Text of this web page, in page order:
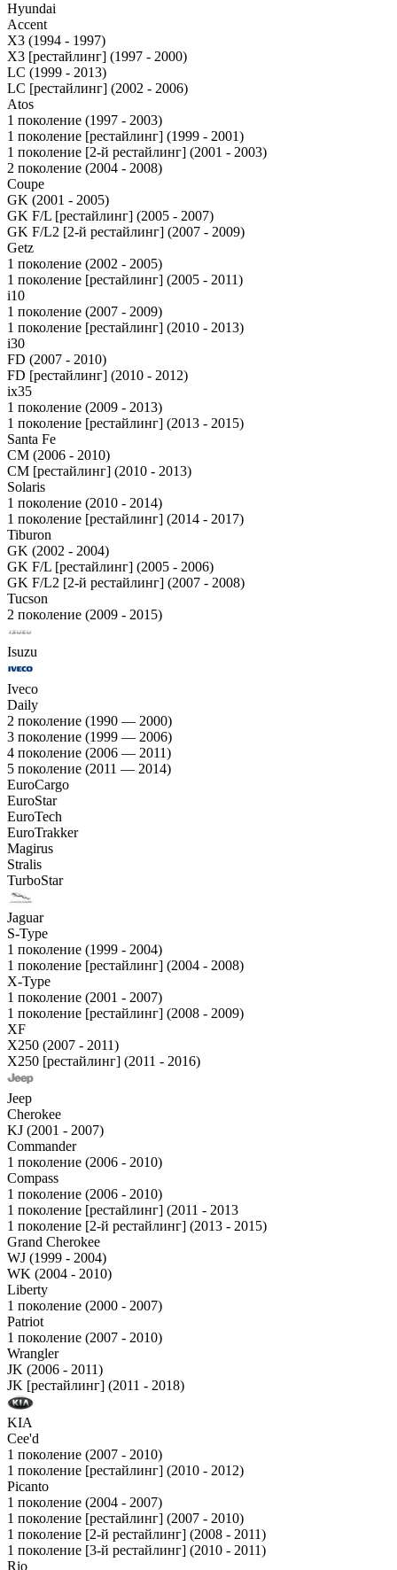
Hyundai
Accent
X3 (1994 - 1997)
X3 [рестайлинг] (1997 - 2000)
LC (1999 - 2013)
LC [рестайлинг] (2002 - 2006)
Atos
1 поколение (1997 - 2003)
1 поколение [рестайлинг] (1999 - 2001)
1 поколение [2-й рестайлинг] (2001 - 2003)
2 поколение (2004 - 2008)
Coupe
GK (2001 - 2005)
GK F/L [рестайлинг] (2005 - 2007)
GK F/L2 [2-й рестайлинг] (2007 - 2009)
Getz
1 поколение (2002 - 2005)
1 поколение [рестайлинг] (2005 - 2011)
i10
1 поколение (2007 - 2009)
1 поколение [рестайлинг] (2010 - 2013)
i30
FD (2007 - 2010)
FD [рестайлинг] (2010 - 2012)
ix35
1 поколение (2009 - 2013)
1 поколение [рестайлинг] (2013 - 2015)
Santa Fe
CM (2006 - 2010)
CM [рестайлинг] (2010 - 2013)
Solaris
1 поколение (2010 - 2014)
1 поколение [рестайлинг] (2014 - 2017)
Tiburon
GK (2002 - 2004)
GK F/L [рестайлинг] (2005 - 2006)
GK F/L2 [2-й рестайлинг] (2007 - 2008)
Tucson
2 поколение (2009 - 2015)
Isuzu
Iveco
Daily
2 поколение (1990 — 2000)
3 поколение (1999 — 2006)
4 поколение (2006 — 2011)
5 поколение (2011 — 2014)
EuroCargo
EuroStar
EuroTech
EuroTrakker
Magirus
Stralis
TurboStar
Jaguar
S-Type
1 поколение (1999 - 2004)
1 поколение [рестайлинг] (2004 - 2008)
X-Type
1 поколение (2001 - 2007)
1 поколение [рестайлинг] (2008 - 2009)
XF
X250 (2007 - 2011)
X250 [рестайлинг] (2011 - 2016)
Jeep
Cherokee
KJ (2001 - 2007)
Commander
1 поколение (2006 - 2010)
Compass
1 поколение (2006 - 2010)
1 поколение [рестайлинг] (2011 - 2013
1 поколение [2-й рестайлинг] (2013 - 2015)
Grand Cherokee
WJ (1999 - 2004)
WK (2004 - 2010)
Liberty
1 поколение (2000 - 2007)
Patriot
1 поколение (2007 - 2010)
Wrangler
JK (2006 - 2011)
JK [рестайлинг] (2011 - 2018)
KIA
Cee'd
1 поколение (2007 - 2010)
1 поколение [рестайлинг] (2010 - 2012)
Picanto
1 поколение (2004 - 2007)
1 поколение [рестайлинг] (2007 - 2010)
1 поколение [2-й рестайлинг] (2008 - 2011)
1 поколение [3-й рестайлинг] (2010 - 2011)
Rio